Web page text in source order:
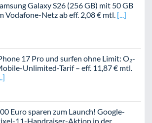
Galaxy S26 (256 GB) mit 50 GB
Vodafone-Netz ab eff. 2,08 € mtl.
17 Pro und surfen ohne Limit: O₂-
Unlimited-Tarif – eff. 11,87 € mtl.
Euro sparen zum Launch! Google-
11-Handraiser-Aktion in der